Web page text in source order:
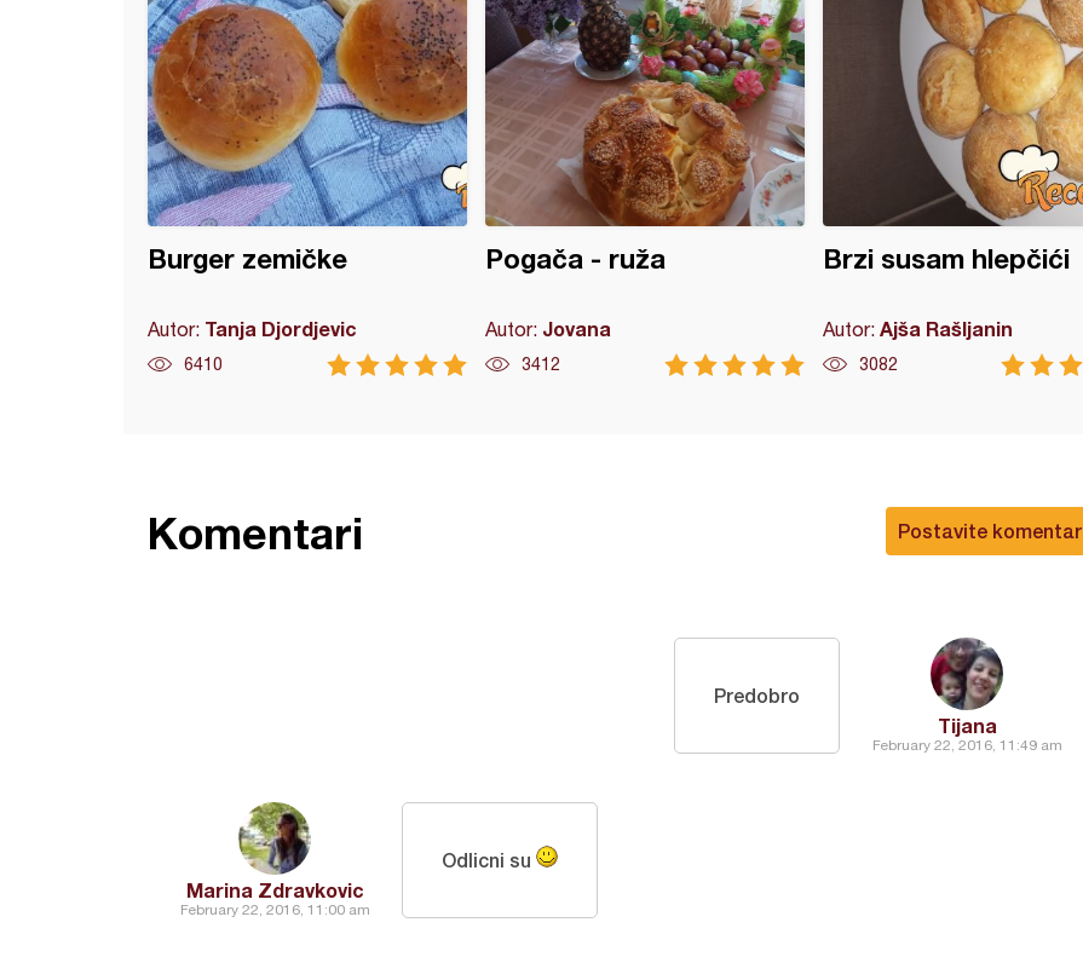
Burger zemičke
Autor: Tanja Djordjevic
6410
Pogača - ruža
Autor: Jovana
3412
Brzi susam hlepčići
Autor: Ajša Rašljanin
3082
Postavite komentar
Komentari
Tijana
February 22, 2016, 11:49 am
Predobro
Marina Zdravkovic
February 22, 2016, 11:00 am
Odlicni su